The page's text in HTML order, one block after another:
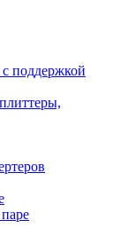
поддержкой